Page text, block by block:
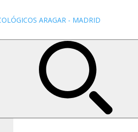
ESPELTA
de espelta con chocolate